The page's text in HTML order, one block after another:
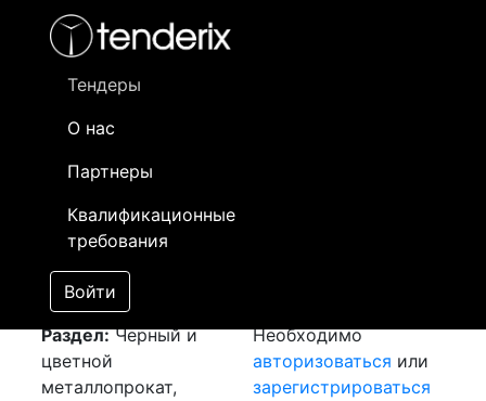
Тендеры
О нас
Партнеры
Квалификационные
требования
Войти
- активный лот
- сохраненный лот (не опубликован)
Закупка: Проволока
[Завершен]
Лот №:
АУКЦИОН (покупка
товара)
Раздел:Черный и
цветной
металлопрокат,
Необходимо
авторизоваться или
зарегистрироваться